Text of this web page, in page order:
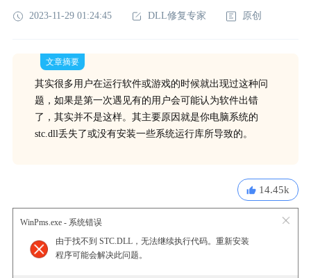
2023-11-29 01:24:45 DLL修复专家 原创
文章摘要
其实很多用户在运行软件或游戏的时候就出现过这种问
题，如果是第一次遇见有的用户会可能认为软件出错
了，其实并不是这样。其主要原因就是你电脑系统的
stc.dll丢失了或没有安装一些系统运行库所导致的。
14.45k
WinPms.exe - 系统错误
由于找不到 STC.DLL，无法继续执行代码。重新安装
程序可能会解决此问题。